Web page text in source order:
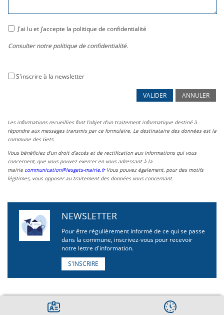
J'ai lu et j’accepte la politique de confidentialité
Consulter notre politique de confidentialité.
S'inscrire à la newsletter
VALIDER ANNULER
Les informations recueillies font l’objet d’un traitement informatique destiné à
répondre aux messages transmis par ce formulaire. Le destinataire des données est la
commune des Gets.
Vous bénéficiez d’un droit d’accès et de rectification aux informations qui vous
concernent, que vous pouvez exercer en vous adressant à la
mairie communication@lesgets-mairie.frVous pouvez également, pour des motifs
légitimes, vous opposer au traitement des données vous concernant.
NEWSLETTER
Pour être régulièrement informé de ce qui se passe
dans la commune, inscrivez-vous pour recevoir
notre lettre d'information.
S'INSCRIRE